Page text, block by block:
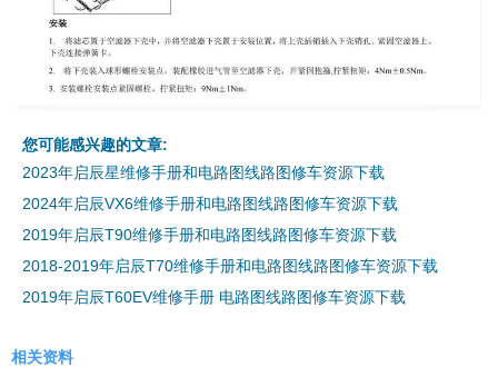
您可能感兴趣的文章:
2023年启辰星维修手册和电路图线路图修车资源下载
2024年启辰VX6维修手册和电路图线路图修车资源下载
2019年启辰T90维修手册和电路图线路图修车资源下载
2018-2019年启辰T70维修手册和电路图线路图修车资源下载
2019年启辰T60EV维修手册 电路图线路图修车资源下载
相关资料